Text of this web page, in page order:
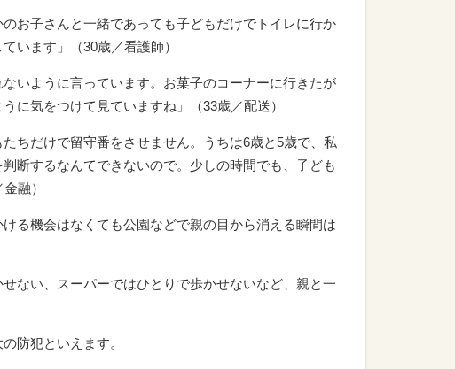
のお子さんと一緒であっても子どもだけでトイレに行か
います」（30歳／看護師）
ないように言っています。お菓子のコーナーに行きたが
に気をつけて見ていますね」（33歳／配送）
ちだけで留守番をさせません。うちは6歳と5歳で、私
断するなんてできないので。少しの時間でも、子ども
融）
る機会はなくても公園などで親の目から消える瞬間は
ない、スーパーではひとりで歩かせないなど、親と一
防犯といえます。